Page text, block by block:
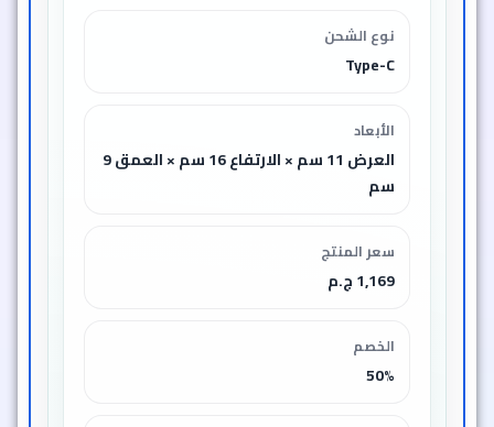
نوع الشحن
Type-C
الأبعاد
العرض 11 سم × الارتفاع 16 سم × العمق 9
سم
سعر المنتج
1,169 ج.م
الخصم
50%